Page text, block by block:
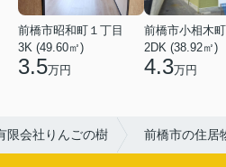
前橋市昭和町１丁目
3K (49.60㎡)
3.5万円
前橋市小相木
2DK (38.92㎡)
4.3万円
限会社りんごの樹 前橋市の住居